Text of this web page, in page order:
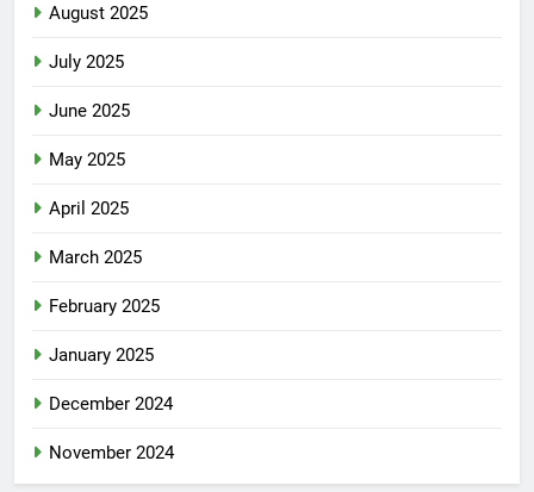
August 2025
July 2025
June 2025
May 2025
April 2025
March 2025
February 2025
January 2025
December 2024
November 2024